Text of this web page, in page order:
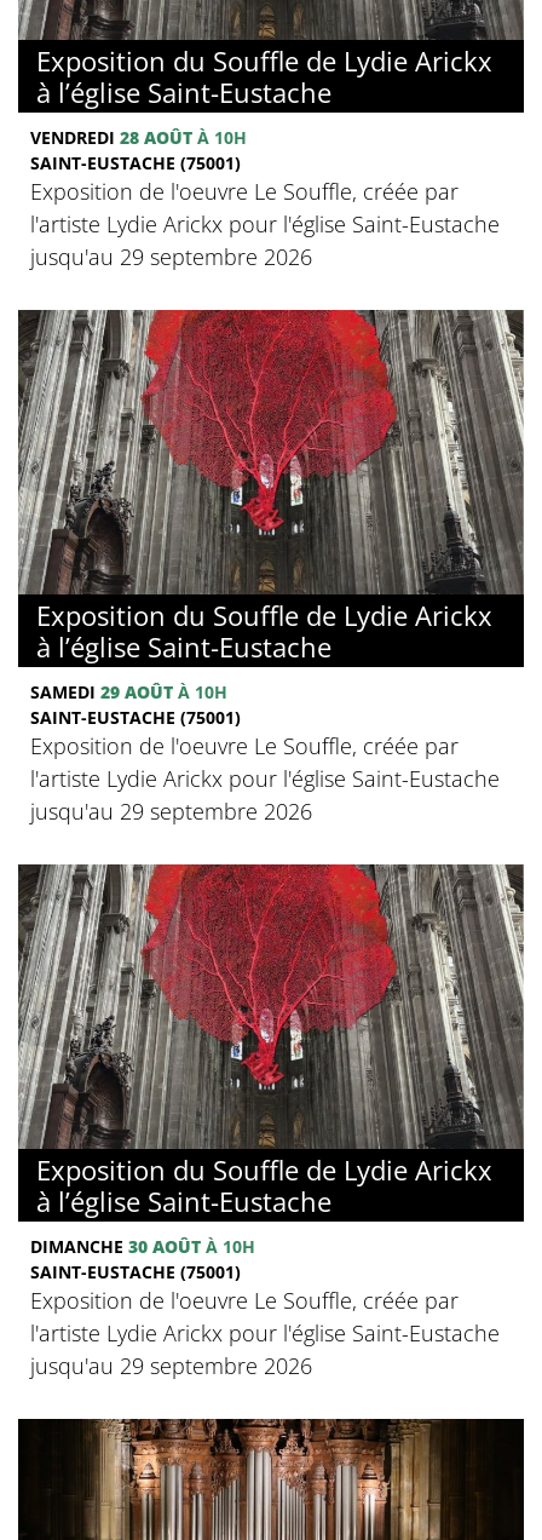
Exposition du Souffle de Lydie Arickx
à l’église Saint-Eustache
VENDREDI 28 AOÛT À 10H
SAINT-EUSTACHE (75001)
Exposition de l'oeuvre Le Souffle, créée par
l'artiste Lydie Arickx pour l'église Saint-Eustache
jusqu'au 29 septembre 2026
Exposition du Souffle de Lydie Arickx
à l’église Saint-Eustache
SAMEDI 29 AOÛT À 10H
SAINT-EUSTACHE (75001)
Exposition de l'oeuvre Le Souffle, créée par
l'artiste Lydie Arickx pour l'église Saint-Eustache
jusqu'au 29 septembre 2026
Exposition du Souffle de Lydie Arickx
à l’église Saint-Eustache
DIMANCHE 30 AOÛT À 10H
SAINT-EUSTACHE (75001)
Exposition de l'oeuvre Le Souffle, créée par
l'artiste Lydie Arickx pour l'église Saint-Eustache
jusqu'au 29 septembre 2026